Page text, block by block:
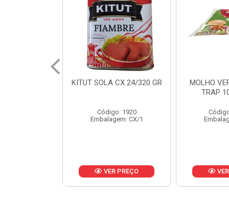
MOLHO VERDE D'AJUDA
Código: 13751
Embalagem: CX/1
VER PREÇO
FRUTAS
CX